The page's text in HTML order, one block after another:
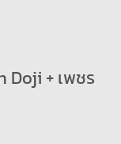
Doji + เพชร